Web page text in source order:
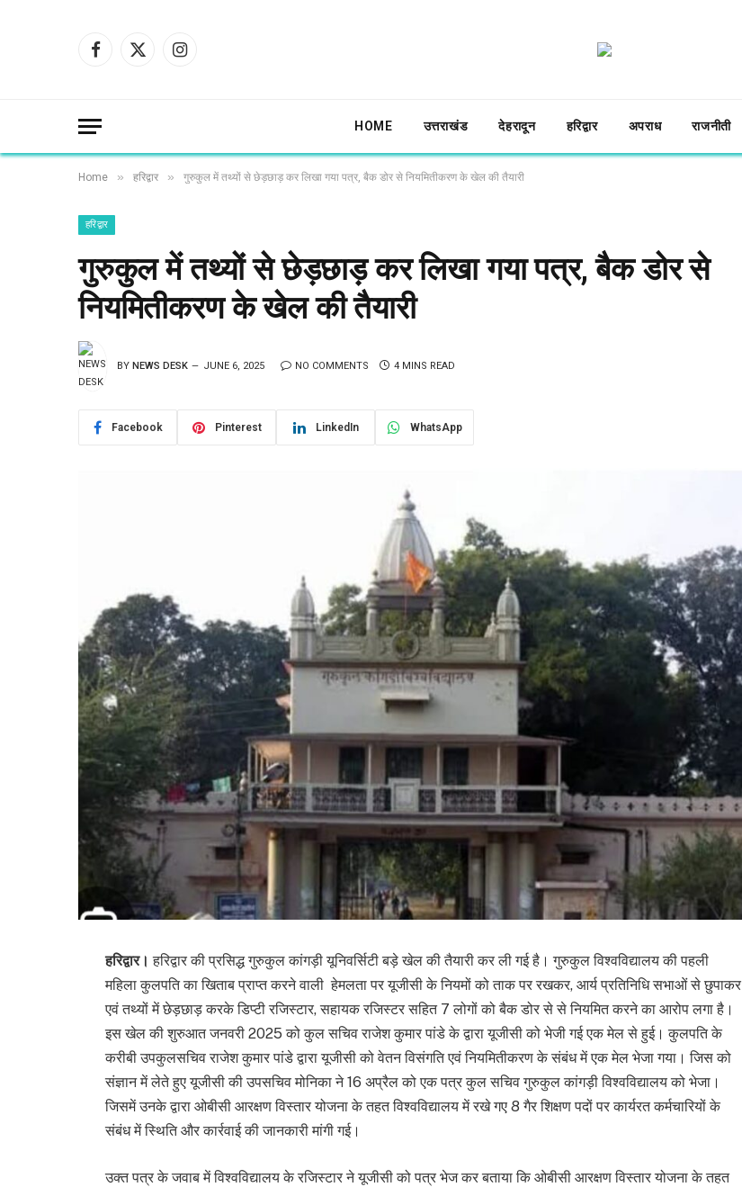
Facebook
X
Instagram
HOME उत्तराखंड देहरादून हरिद्वार अपराध राजनीती
Home » हरिद्वार » गुरुकुल में तथ्यों से छेड़छाड़ कर लिखा गया पत्र, बैक डोर से नियमितीकरण के खेल की तैयारी
हरिद्वार
गुरुकुल में तथ्यों से छेड़छाड़ कर लिखा गया पत्र, बैक डोर से
नियमितीकरण के खेल की तैयारी
BY NEWS DESK JUNE 6, 2025 NO COMMENTS 4 MINS READ
Facebook Pinterest LinkedIn WhatsApp
हरिद्वार। हरिद्वार की प्रसिद्ध गुरुकुल कांगड़ी यूनिवर्सिटी बड़े खेल की तैयारी कर ली गई है। गुरुकुल विश्वविद्यालय की पहली
महिला कुलपति का खिताब प्राप्त करने वाली हेमलता पर यूजीसी के नियमों को ताक पर रखकर, आर्य प्रतिनिधि सभाओं से छुपाकर
एवं तथ्यों में छेड़छाड़ करके डिप्टी रजिस्टार, सहायक रजिस्टर सहित 7 लोगों को बैक डोर से से नियमित करने का आरोप लगा है।
इस खेल की शुरुआत जनवरी 2025 को कुल सचिव राजेश कुमार पांडे के द्वारा यूजीसी को भेजी गई एक मेल से हुई। कुलपति के
करीबी उपकुलसचिव राजेश कुमार पांडे द्वारा यूजीसी को वेतन विसंगति एवं नियमितीकरण के संबंध में एक मेल भेजा गया। जिस को
संज्ञान में लेते हुए यूजीसी की उपसचिव मोनिका ने 16 अप्रैल को एक पत्र कुल सचिव गुरुकुल कांगड़ी विश्वविद्यालय को भेजा।
जिसमें उनके द्वारा ओबीसी आरक्षण विस्तार योजना के तहत विश्वविद्यालय में रखे गए 8 गैर शिक्षण पदों पर कार्यरत कर्मचारियों के
संबंध में स्थिति और कार्रवाई की जानकारी मांगी गई।
उक्त पत्र के जवाब में विश्वविद्यालय के रजिस्टार ने यूजीसी को पत्र भेज कर बताया कि ओबीसी आरक्षण विस्तार योजना के तहत